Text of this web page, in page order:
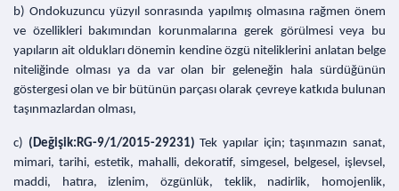
b) Ondokuzuncu yüzyıl sonrasında yapılmış olmasına rağmen önem
ve özellikleri bakımından korunmalarına gerek görülmesi veya bu
yapıların ait oldukları dönemin kendine özgü niteliklerini anlatan belge
niteliğinde olması ya da var olan bir geleneğin hala sürdüğünün
göstergesi olan ve bir bütünün parçası olarak çevreye katkıda bulunan
taşınmazlardan olması,
c) (Değişik:RG-9/1/2015-29231)Tek yapılar için; taşınmazın sanat,
mimari, tarihi, estetik, mahalli, dekoratif, simgesel, belgesel, işlevsel,
maddi, hatıra, izlenim, özgünlük, teklik, nadirlik, homojenlik,